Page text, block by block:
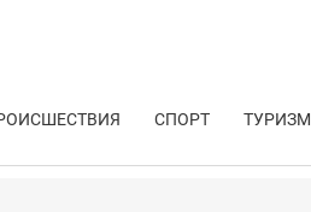
СПОРТ ТУРИЗМ